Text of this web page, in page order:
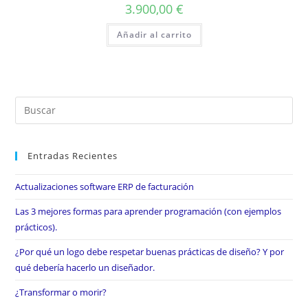
3.900,00 €
Añadir al carrito
Entradas Recientes
Actualizaciones software ERP de facturación
Las 3 mejores formas para aprender programación (con ejemplos
prácticos).
¿Por qué un logo debe respetar buenas prácticas de diseño? Y por
qué debería hacerlo un diseñador.
¿Transformar o morir?